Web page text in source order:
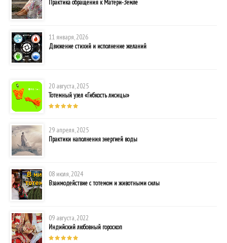
Практика обращения к Матери-Земле
11 января, 2026
Движение стихий и исполнение желаний
20 августа, 2025
Тотемный узел «Гибкость лисицы»
29 апреля, 2025
Практики наполнения энергией воды
08 июля, 2024
Взаимодействие с тотемом и животными силы
09 августа, 2022
Индийский любовный гороскоп